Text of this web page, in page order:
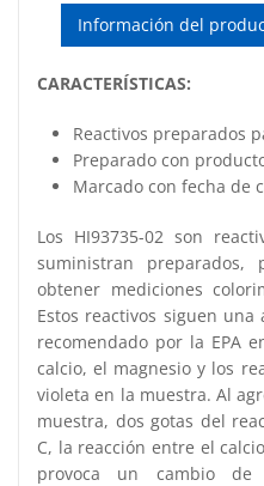
Información del
CARACTERÍSTICAS:
Reactivos preparados
Preparado con
Marcado con fecha de
Los HI93735-02 son
suministran preparados,
obtener mediciones
Estos reactivos siguen
recomendado por la EPA
calcio, el magnesio y los
violeta en la muestra. Al
muestra, dos gotas del
C, la reacción entre el
provoca un cambio